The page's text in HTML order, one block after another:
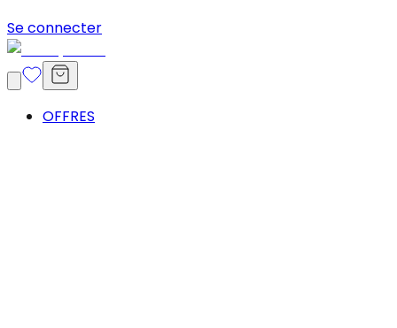
Se connecter
OFFRES